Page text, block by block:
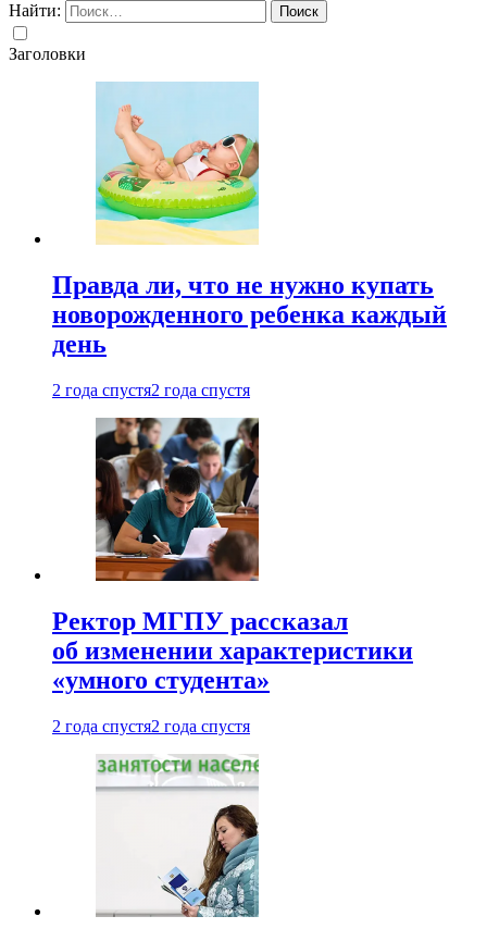
Найти:
Заголовки
Правда ли, что не нужно купать
новорожденного ребенка каждый
день
2 года спустя2 года спустя
Ректор МГПУ рассказал
об изменении характеристики
«умного студента»
2 года спустя2 года спустя